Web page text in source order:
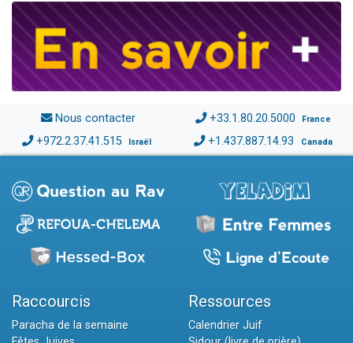
Nous contacter +33.1.80.20.5000 France
+972.2.37.41.515 Israël +1.437.887.14.93 Canada
Raccourcis
Paracha de la semaine
Ressources
Calendrier Juif